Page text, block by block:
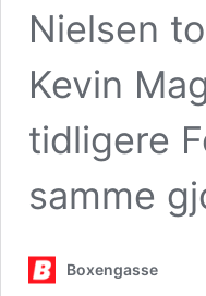
Nielsen
Kevin
tidligere
samme
Boxengasse